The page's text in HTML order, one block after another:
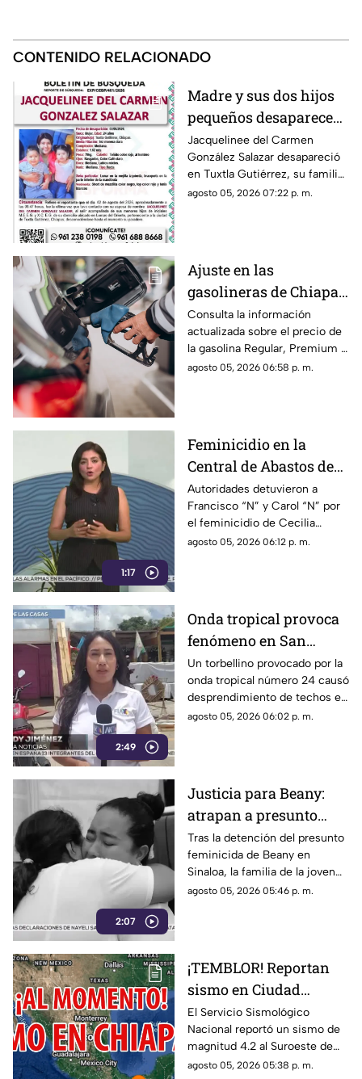
CONTENIDO RELACIONADO
Madre y sus dos hijos
pequeños desaparecen
en Tuxtla Gutiérrez ¡Su
esposo levantó una
ficha de busqueda!
Jacquelinee del Carmen
González Salazar desapareció
en Tuxtla Gutiérrez, su familia
lo busca, por lo que han
agosto 05, 2026 07:22 p. m.
Ajuste en las
gasolineras de Chiapas:
Precio de la Magna,
Premium y Diésel este
jueves 6 de agosto
Consulta la información
actualizada sobre el precio de
la gasolina Regular, Premium y
Diésel en las estaciones de
agosto 05, 2026 06:58 p. m.
1:17
Feminicidio en la
Central de Abastos de
Comitán: capturan a
dos implicados, una
detención ocurrió en
Jalisco
Autoridades detuvieron a
Francisco “N” y Carol “N” por
el feminicidio de Cecilia
Viviana en Comitán. La Fiscalía
agosto 05, 2026 06:12 p. m.
2:49
Onda tropical provoca
fenómeno en San
Cristóbal: torbellino
desprende techos de
locales y derriba
árboles
Un torbellino provocado por la
onda tropical número 24 causó
desprendimiento de techos en
un mercado y la caída de
agosto 05, 2026 06:02 p. m.
2:07
Justicia para Beany:
atrapan a presunto
f3minic1da en Sinaloa
y exigen investigar red
de complicidad
Tras la detención del presunto
feminicida de Beany en
Sinaloa, la familia de la joven
exige la pena máxima y
agosto 05, 2026 05:46 p. m.
¡TEMBLOR! Reportan
sismo en Ciudad
Hidalgo, Chiapas, hoy 5
de agosto del 2026
El Servicio Sismológico
Nacional reportó un sismo de
magnitud 4.2 al Suroeste de
Ciudad Hidalgo, Chiapas. Aquí
agosto 05, 2026 05:38 p. m.